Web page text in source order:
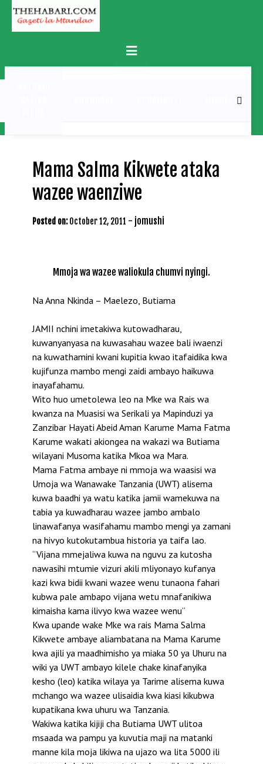
Skip
content
Primary
Menu
MICHEZO
Mama Salma Kikwete ataka
wazee waenziwe
Posted on: October 12, 2011 - jomushi
Mmoja wa wazee waliokula chumvi nyingi.
Na Anna Nkinda – Maelezo, Butiama
JAMII nchini imetakiwa kutowadharau,
kuwanyanyasa na kuwasahau wazee bali iwaenzi
na kuwathamini kwani kupitia kwao itafaidika kwa
kujifunza mambo mengi zaidi ambayo haikuwa
inayafahamu.
Wito huo umetolewa leo na Mke wa Rais wa
kwanza na Muasisi wa Serikali ya Mapinduzi ya
Zanzibar Hayati Abeid Aman Karume Mama Fatma
Karume wakati akiongea na wakazi wa Butiama
wilayani Musoma katika Mkoa wa Mara.
Mama Fatma ambaye ni mmoja wa waasisi wa
Umoja wa Wanawake Tanzania (UWT) alisema
kuwa baadhi ya watu katika jamii wamekuwa na
tabia ya kuwadharau wazee jambo ambalo
linawafanya wasifahamu mambo mengi ya zamani
na hivyo kutokutambua historia ya taifa lao.
“Vijana mmejaliwa kuwa na nguvu za kutosha
nawasihi mtumie vizuri akili mliyonayo kufanya
kazi kwa bidii kwani wazee wenu tunaona fahari
kubwa pale ambapo vijana wetu mnafanikiwa
kimaisha kama ilivyo kwa wazee wenu”
Kwa upande wake Mke wa rais Mama Salma
Kikwete ambaye aliambatana na Mama Karume
kwa ajili ya maadhimisho ya miaka 50 ya Uhuru na
wiki ya UWT ambayo kilele chake kinafanyika
kesho (leo) katika wilaya ya Tarime alisema kuwa
mchango wa wazee ulisaidia kwa kiasi kikubwa
kupatikana kwa uhuru wa Tanzania.
Wakiwa katika kijiji cha Butiama UWT ulitoa
msaada wa pampu ya kuvutia maji na matanki
manne kila moja likiwa na ujazo wa lita 5000 ili